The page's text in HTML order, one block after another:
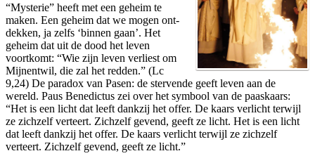
“Mysterie” heeft met een geheim te
maken. Een geheim dat we mogen ont-
dekken, ja zelfs ‘binnen gaan’. Het
geheim dat uit de dood het leven
voortkomt: “Wie zijn leven verliest om
Mijnentwil, die zal het redden.” (Lc
9,24) De paradox van Pasen: de stervende geeft leven aan de
wereld. Paus Benedictus zei over het symbool van de paaskaars:
“Het is een licht dat leeft dankzij het offer. De kaars verlicht terwijl
ze zichzelf verteert. Zichzelf gevend, geeft ze licht. Het is een licht
dat leeft dankzij het offer. De kaars verlicht terwijl ze zichzelf
verteert. Zichzelf gevend, geeft ze licht.”